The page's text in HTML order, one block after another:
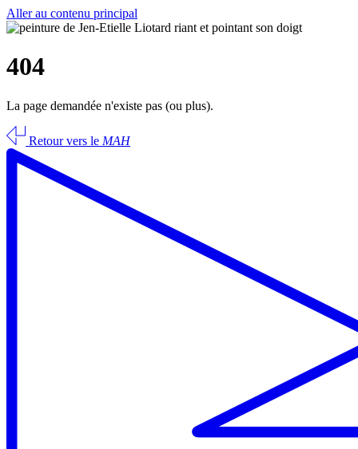
Aller au contenu principal
404
La page demandée n'existe pas (ou plus).
Retour vers le MAH